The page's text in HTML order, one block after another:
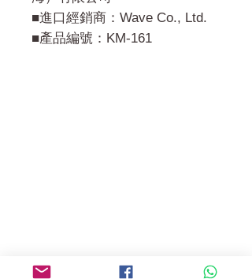
■進口經銷商：Wave Co., Ltd.
■產品編號：KM-161
275A, 2/F, Ins Point